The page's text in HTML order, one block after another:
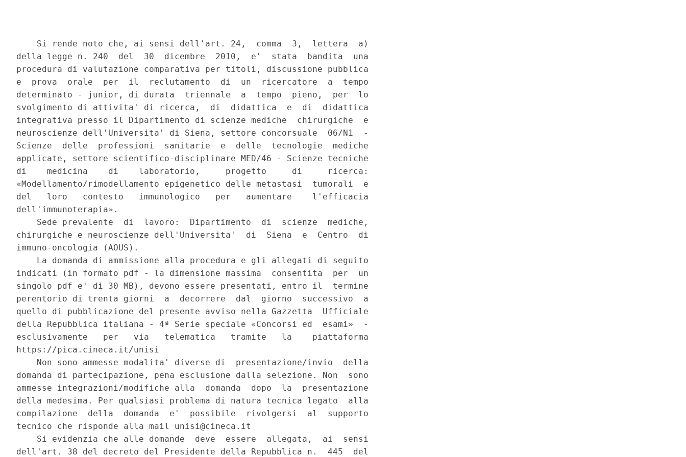
    Si rende noto che, ai sensi dell'art. 24,  comma  3,  lettera  a)
della legge n. 240  del  30  dicembre  2010,  e'  stata  bandita  una
procedura di valutazione comparativa per titoli, discussione pubblica
e  prova  orale  per  il  reclutamento  di  un  ricercatore  a  tempo
determinato - junior, di durata  triennale  a  tempo  pieno,  per  lo
svolgimento di attivita' di ricerca,  di  didattica  e  di  didattica
integrativa presso il Dipartimento di scienze mediche  chirurgiche  e
neuroscienze dell'Universita' di Siena, settore concorsuale  06/N1  -
Scienze  delle  professioni  sanitarie  e  delle  tecnologie  mediche
applicate, settore scientifico-disciplinare MED/46 - Scienze tecniche
di    medicina    di    laboratorio,     progetto     di     ricerca:
«Modellamento/rimodellamento epigenetico delle metastasi  tumorali  e
del   loro   contesto   immunologico   per   aumentare    l'efficacia
dell'immunoterapia».
    Sede prevalente  di  lavoro:  Dipartimento  di  scienze  mediche,
chirurgiche e neuroscienze dell'Universita'  di  Siena  e  Centro  di
immuno-oncologia (AOUS).
    La domanda di ammissione alla procedura e gli allegati di seguito
indicati (in formato pdf - la dimensione massima  consentita  per  un
singolo pdf e' di 30 MB), devono essere presentati, entro il  termine
perentorio di trenta giorni  a  decorrere  dal  giorno  successivo  a
quello di pubblicazione del presente avviso nella Gazzetta  Ufficiale
della Repubblica italiana - 4ª Serie speciale «Concorsi ed  esami»  -
esclusivamente   per   via   telematica   tramite   la    piattaforma
https://pica.cineca.it/unisi
    Non sono ammesse modalita' diverse di  presentazione/invio  della
domanda di partecipazione, pena esclusione dalla selezione. Non  sono
ammesse integrazioni/modifiche alla  domanda  dopo  la  presentazione
della medesima. Per qualsiasi problema di natura tecnica legato  alla
compilazione  della  domanda  e'  possibile  rivolgersi  al  supporto
tecnico che risponde alla mail unisi@cineca.it
    Si evidenzia che alle domande  deve  essere  allegata,  ai  sensi
dell'art. 38 del decreto del Presidente della Repubblica n.  445  del